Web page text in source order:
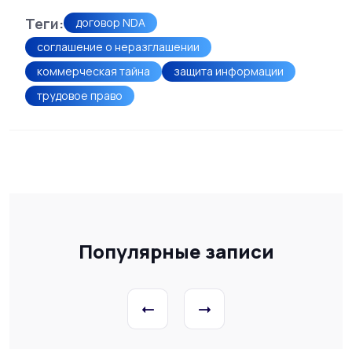
Теги:
договор NDA
соглашение о неразглашении
коммерческая тайна
защита информации
трудовое право
Популярные записи